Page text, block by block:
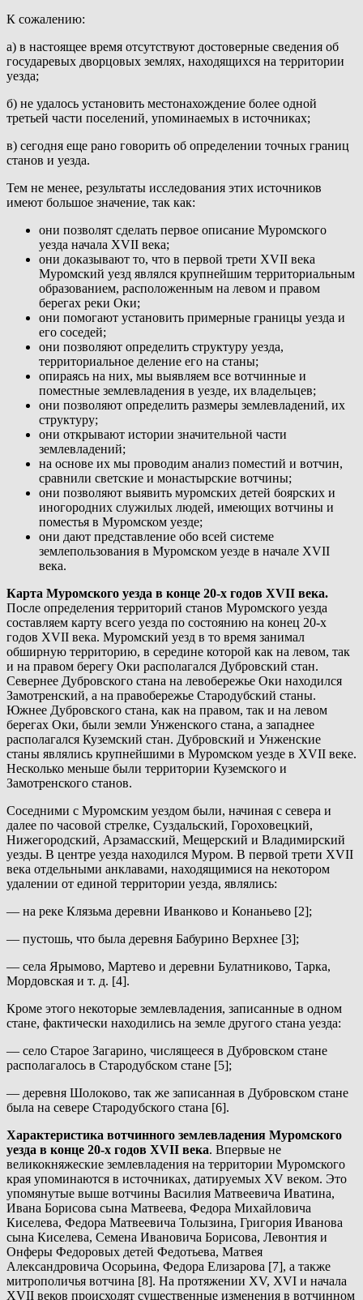
К сожалению:
а) в настоящее время отсутствуют достоверные сведения об
государевых дворцовых землях, находящихся на территории
уезда;
б) не удалось установить местонахождение более одной
третьей части поселений, упоминаемых в источниках;
в) сегодня еще рано говорить об определении точных границ
станов и уезда.
Тем не менее, результаты исследования этих источников
имеют большое значение, так как:
они позволят сделать первое описание Муромского
уезда начала XVII века;
они доказывают то, что в первой трети XVII века
Муромский уезд являлся крупнейшим территориальным
образованием, расположенным на левом и правом
берегах реки Оки;
они помогают установить примерные границы уезда и
его соседей;
они позволяют определить структуру уезда,
территориальное деление его на станы;
опираясь на них, мы выявляем все вотчинные и
поместные землевладения в уезде, их владельцев;
они позволяют определить размеры землевладений, их
структуру;
они открывают истории значительной части
землевладений;
на основе их мы проводим анализ поместий и вотчин,
сравнили светские и монастырские вотчины;
они позволяют выявить муромских детей боярских и
иногородних служилых людей, имеющих вотчины и
поместья в Муромском уезде;
они дают представление обо всей системе
землепользования в Муромском уезде в начале XVII
века.
Карта Муромского уезда в конце 20-х годов XVII века.
После определения территорий станов Муромского уезда
составляем карту всего уезда по состоянию на конец 20-х
годов XVII века. Муромский уезд в то время занимал
обширную территорию, в середине которой как на левом, так
и на правом берегу Оки располагался Дубровский стан.
Севернее Дубровского стана на левобережье Оки находился
Замотренский, а на правобережье Стародубский станы.
Южнее Дубровского стана, как на правом, так и на левом
берегах Оки, были земли Унженского стана, а западнее
располагался Куземский стан. Дубровский и Унженские
станы являлись крупнейшими в Муромском уезде в XVII веке.
Несколько меньше были территории Куземского и
Замотренского станов.
Соседними с Муромским уездом были, начиная с севера и
далее по часовой стрелке, Суздальский, Гороховецкий,
Нижегородский, Арзамасский, Мещерский и Владимирский
уезды. В центре уезда находился Муром. В первой трети XVII
века отдельными анклавами, находящимися на некотором
удалении от единой территории уезда, являлись:
— на реке Клязьма деревни Иванково и Конаньево [2];
— пустошь, что была деревня Бабурино Верхнее [3];
— села Ярымово, Мартево и деревни Булатниково, Тарка,
Мордовская и т. д. [4].
Кроме этого некоторые землевладения, записанные в одном
стане, фактически находились на земле другого стана уезда:
— село Старое Загарино, числящееся в Дубровском стане
располагалось в Стародубском стане [5];
— деревня Шолоково, так же записанная в Дубровском стане
была на севере Стародубского стана [6].
Характеристика вотчинного землевладения Муромского
уезда в конце 20-х годов XVII века. Впервые не
великокняжеские землевладения на территории Муромского
края упоминаются в источниках, датируемых XV веком. Это
упомянутые выше вотчины Василия Матвеевича Иватина,
Ивана Борисова сына Матвеева, Федора Михайловича
Киселева, Федора Матвеевича Толызина, Григория Иванова
сына Киселева, Семена Ивановича Борисова, Левонтия и
Онферы Федоровых детей Федотьева, Матвея
Александровича Осорьина, Федора Елизарова [7], а также
митрополичья вотчина [8]. На протяжении XV, XVI и начала
XVII веков происходят существенные изменения в вотчинном